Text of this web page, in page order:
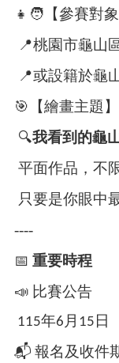
關
訊
關
資
料
回
首
站
覽
市
信
👧🧑 【參賽對
📍桃園市龜山
📍或設籍於龜
🎯 【繪畫主題】
🔍我看到的龜
平面作品，不
只要是你眼中
----
📅 重要時程
📣 比賽公告
115年6月15日
📬 報名及收件